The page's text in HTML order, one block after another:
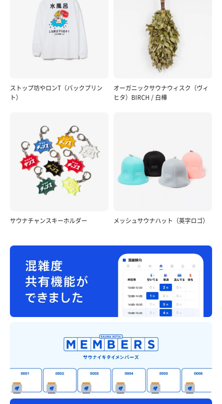
ストップ坊やロンT（バックプリン
ト）
オーガニックサウナウィスク（ヴィ
ヒタ）BIRCH / 白樺
サウナチャンスキーホルダー メッシュサウナハット（英字ロゴ）